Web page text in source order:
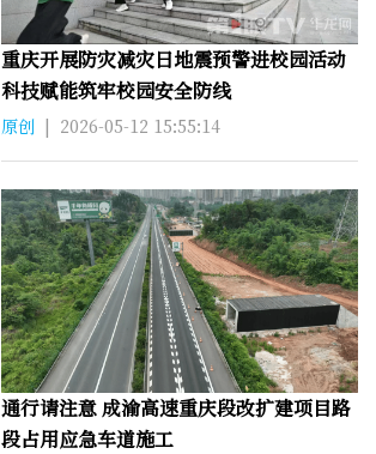
重庆开展防灾减灾日地震预警进校园活动
科技赋能筑牢校园安全防线
原创 | 2026-05-12 15:55:14
通行请注意 成渝高速重庆段改扩建项目路
段占用应急车道施工